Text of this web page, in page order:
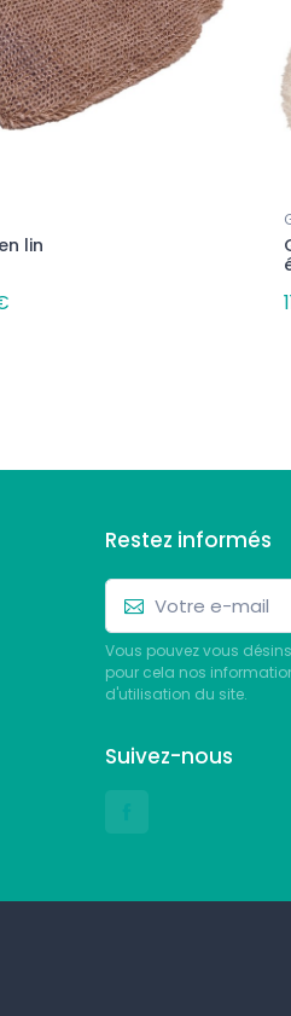
lin
Restez informés
Vous pouvez vous
pour cela nos
d'utilisation du site.
Suivez-nous